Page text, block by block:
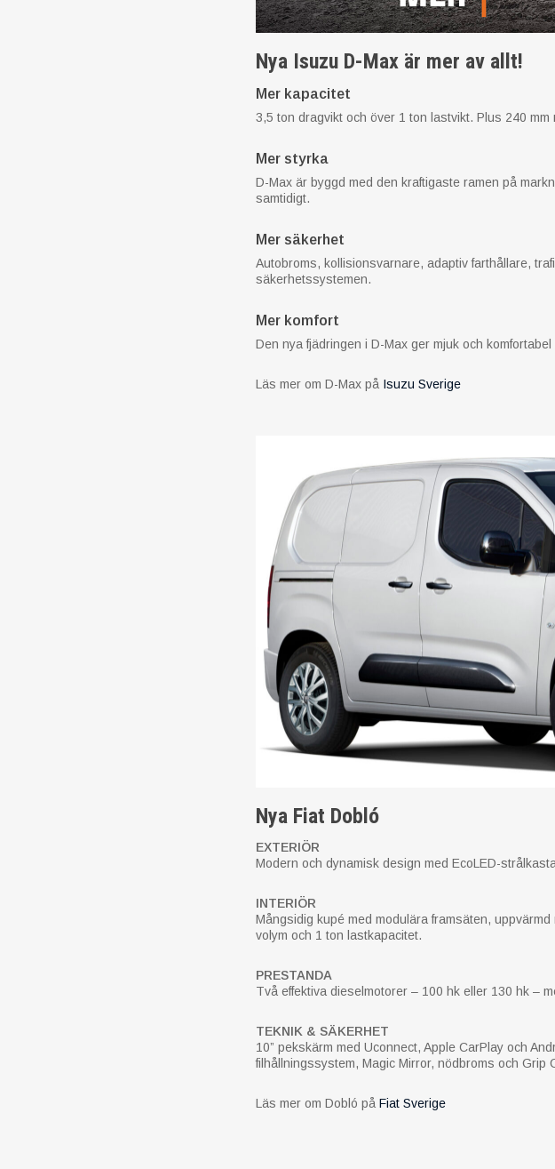
Nya Isuzu D-Max är mer av allt!
Mer kapacitet
3,5 ton dragvikt och över 1 ton lastvikt. Plus 240
Mer styrka
D-Max är byggd med den kraftigaste ramen på
samtidigt.
Mer säkerhet
Autobroms, kollisionsvarnare, adaptiv farthållare,
säkerhetssystemen.
Mer komfort
Den nya fjädringen i D-Max ger mjuk och
Läs mer om D-Max på Isuzu Sverige
Nya Fiat Dobló
EXTERIÖR
Modern och dynamisk design med EcoLED-
INTERIÖR
Mångsidig kupé med modulära framsäten,
volym och 1 ton lastkapacitet.
PRESTANDA
Två effektiva dieselmotorer – 100 hk eller 130 hk –
TEKNIK & SÄKERHET
10” pekskärm med Uconnect, Apple CarPlay och
filhållningssystem, Magic Mirror, nödbroms och Grip
Läs mer om Dobló påFiat Sverige